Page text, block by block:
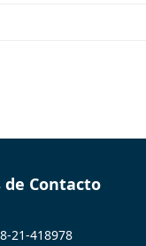
Contacto
21-418978